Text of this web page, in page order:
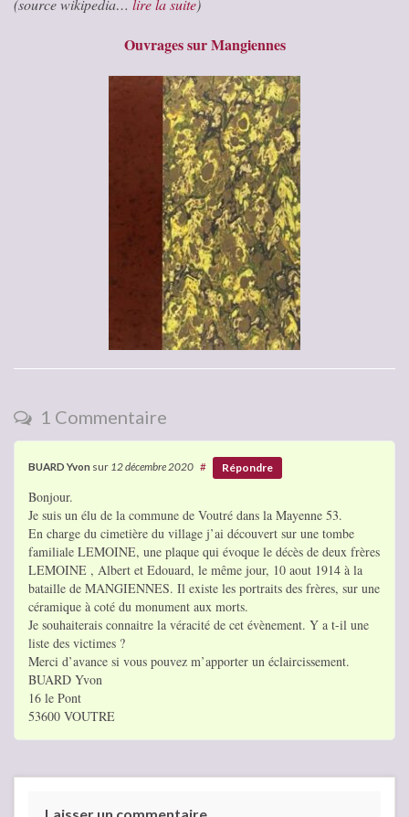
Ouvrages sur Mangiennes
1 Commentaire
BUARD Yvon sur 12 décembre 2020 # Répondre
Bonjour.
Je suis un élu de la commune de Voutré dans la Mayenne 53.
En charge du cimetière du village j’ai découvert sur une tombe
familiale LEMOINE, une plaque qui évoque le décès de deux frères
LEMOINE , Albert et Edouard, le même jour, 10 aout 1914 à la
bataille de MANGIENNES. Il existe les portraits des frères, sur une
céramique à coté du monument aux morts.
Je souhaiterais connaitre la véracité de cet évènement. Y a t-il une
liste des victimes ?
Merci d’avance si vous pouvez m’apporter un éclaircissement.
BUARD Yvon
16 le Pont
53600 VOUTRE
Laisser un commentaire